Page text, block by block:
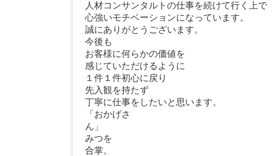
人材コンサンタルトの仕事を続けて行く上で
心強いモチベーションになっています。
誠にありがとうございます。
今後も
お客様に何らかの価値を
感じていただけるように
１件１件初心に戻り
先入観を持たず
丁寧に仕事をしたいと思います。
「おかげさ
みつを
合掌。